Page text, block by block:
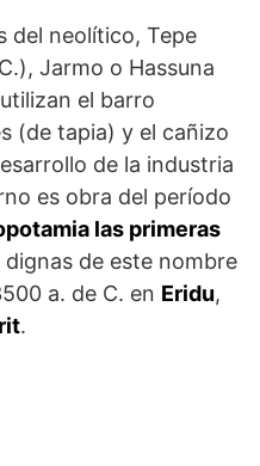
del neolítico, Tepe
Jarmo o Hassuna
el barro
(de tapia) y el cañi­zo
de la industria
es obra del período
las primeras
dignas de este nombre
a. de C. en Eridu,
.